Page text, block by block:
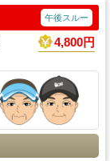
午後スルー
4,800円